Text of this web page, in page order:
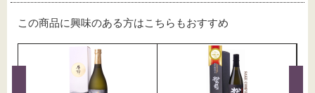
この商品に興味のある方はこちらもおすすめ